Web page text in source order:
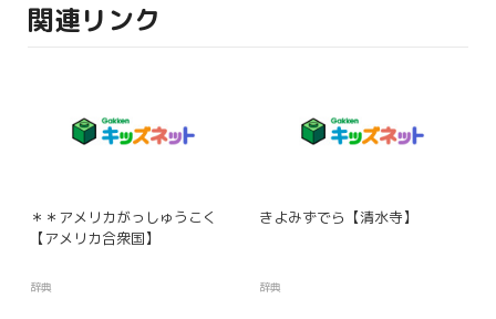
関連リンク
＊＊アメリカがっしゅうこく
【アメリカ合衆国】
辞典
きよみずでら【清水寺】
辞典